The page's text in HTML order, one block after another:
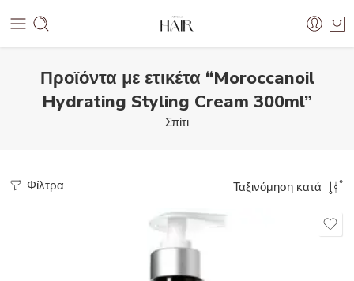
Προϊόντα με ετικέτα “Moroccanoil
Hydrating Styling Cream 300ml”
Σπίτι
Φίλτρα Ταξινόμηση κατά